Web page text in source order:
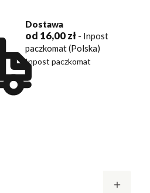
Dostawa
od 16,00 zł - Inpost
paczkomat (Polska)
Inpost paczkomat